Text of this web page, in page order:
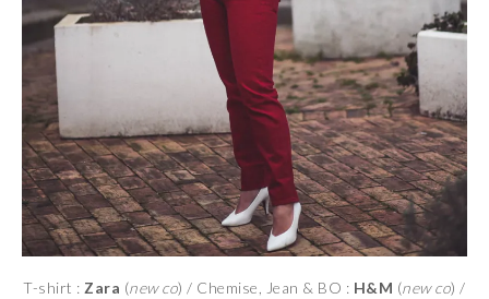
T-shirt : Zara (new co) / Chemise, Jean & BO : H&M (new co) /